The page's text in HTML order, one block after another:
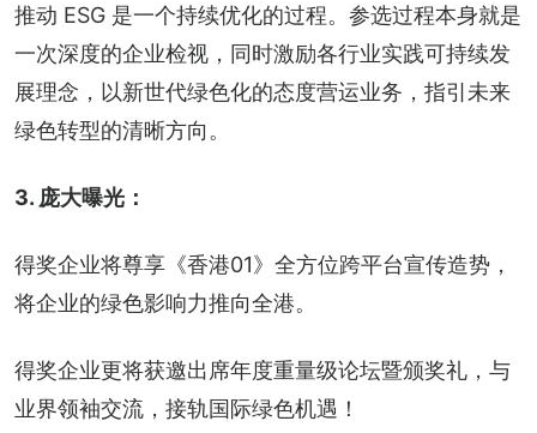
推动 ESG 是一个持续优化的过程。参选过程本身就是
一次深度的企业检视，同时激励各行业实践可持续发
展理念，以新世代绿色化的态度营运业务，指引未来
绿色转型的清晰方向。
3. 庞大曝光：
得奖企业将尊享《香港01》全方位跨平台宣传造势，
将企业的绿色影响力推向全港。
得奖企业更将获邀出席年度重量级论坛暨颁奖礼，与
业界领袖交流，接轨国际绿色机遇！